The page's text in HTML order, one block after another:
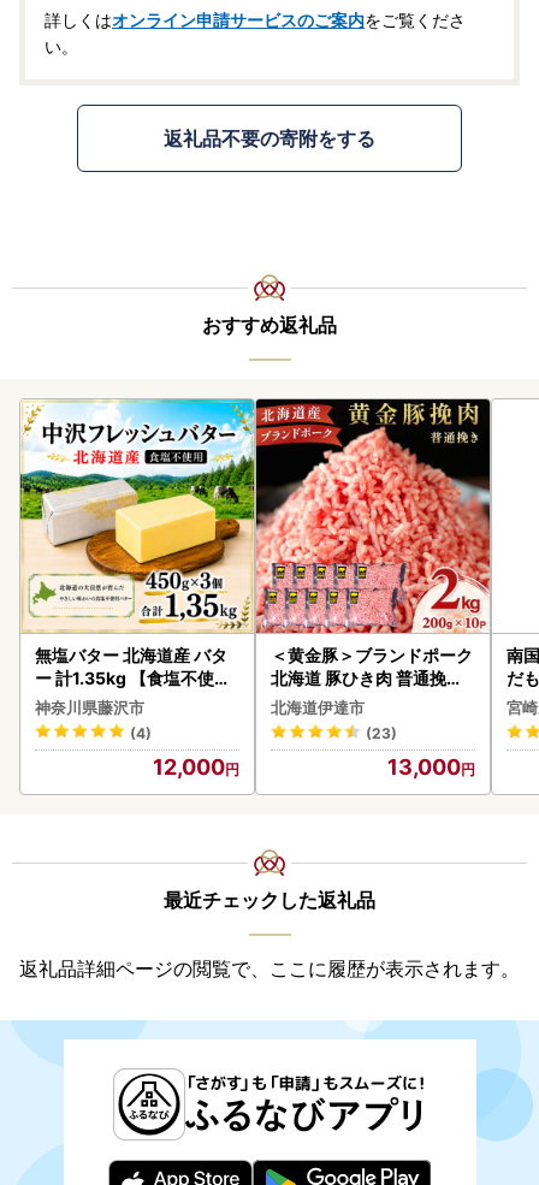
詳しくはオンライン申請サービスのご案内をご覧くださ
い。
返礼品不要の寄附をする
おすすめ返礼品
無塩バター 北海道産 バタ
ー 計1.35kg 【食塩不使用
】
神奈川県藤沢市
(4)
12,000
＜黄金豚＞ブランドポーク
北海道 豚ひき肉 普通挽き
200g 10パック 計2kg
北海道伊達市
(23)
13,000
南
だ
ス
宮
最近チェックした返礼品
返礼品詳細ページの閲覧で、ここに履歴が表示されます。